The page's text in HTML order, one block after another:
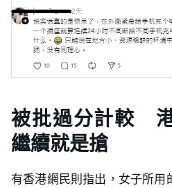
被批過分計較
繼續就是搶
有香港網民則指出，女子所用